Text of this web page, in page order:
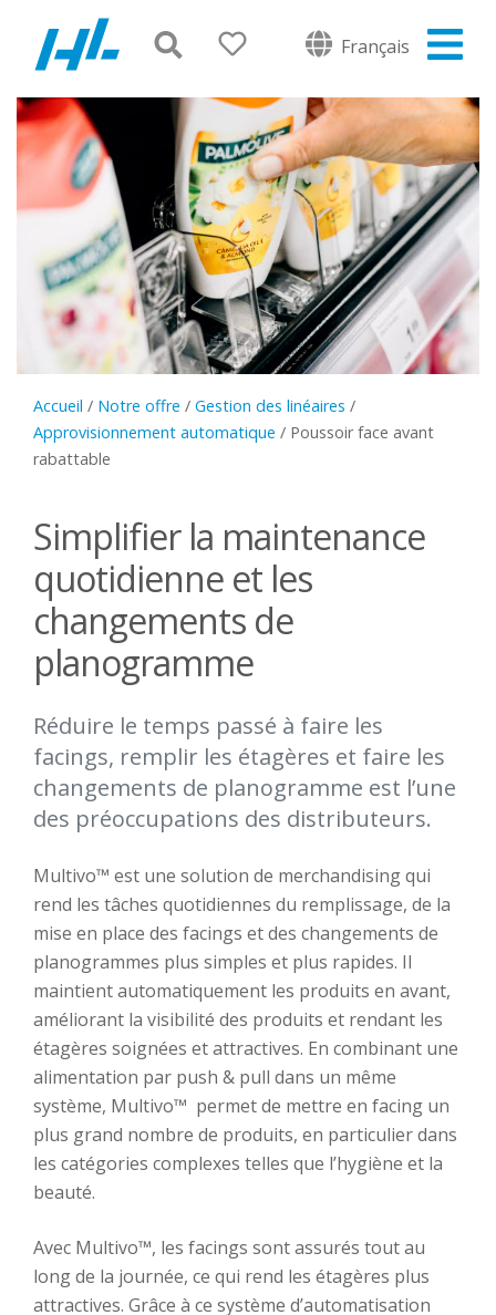
Français
Accueil / Notre offre / Gestion des linéaires /
Approvisionnement automatique / Poussoir face avant
rabattable
Simplifier la maintenance
quotidienne et les
changements de
planogramme
Réduire le temps passé à faire les
facings, remplir les étagères et faire les
changements de planogramme est l’une
des préoccupations des distributeurs.
Multivo™ est une solution de merchandising qui
rend les tâches quotidiennes du remplissage, de la
mise en place des facings et des changements de
planogrammes plus simples et plus rapides. Il
maintient automatiquement les produits en avant,
améliorant la visibilité des produits et rendant les
étagères soignées et attractives. En combinant une
alimentation par push & pull dans un même
système, Multivo™ permet de mettre en facing un
plus grand nombre de produits, en particulier dans
les catégories complexes telles que l’hygiène et la
beauté.
Avec Multivo™, les facings sont assurés tout au
long de la journée, ce qui rend les étagères plus
attractives. Grâce à ce système d’automatisation